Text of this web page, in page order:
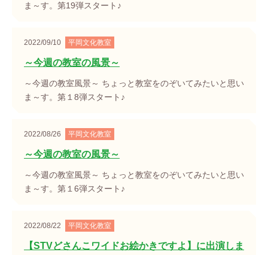
ま～す。第19弾スタート♪
2022/09/10 平岡文化教室
～今週の教室の風景～
～今週の教室風景～ ちょっと教室をのぞいてみたいと思い
ま～す。第１8弾スタート♪
2022/08/26 平岡文化教室
～今週の教室の風景～
～今週の教室風景～ ちょっと教室をのぞいてみたいと思い
ま～す。第１6弾スタート♪
2022/08/22 平岡文化教室
【STVどさんこワイドお絵かきですよ】に出演しま